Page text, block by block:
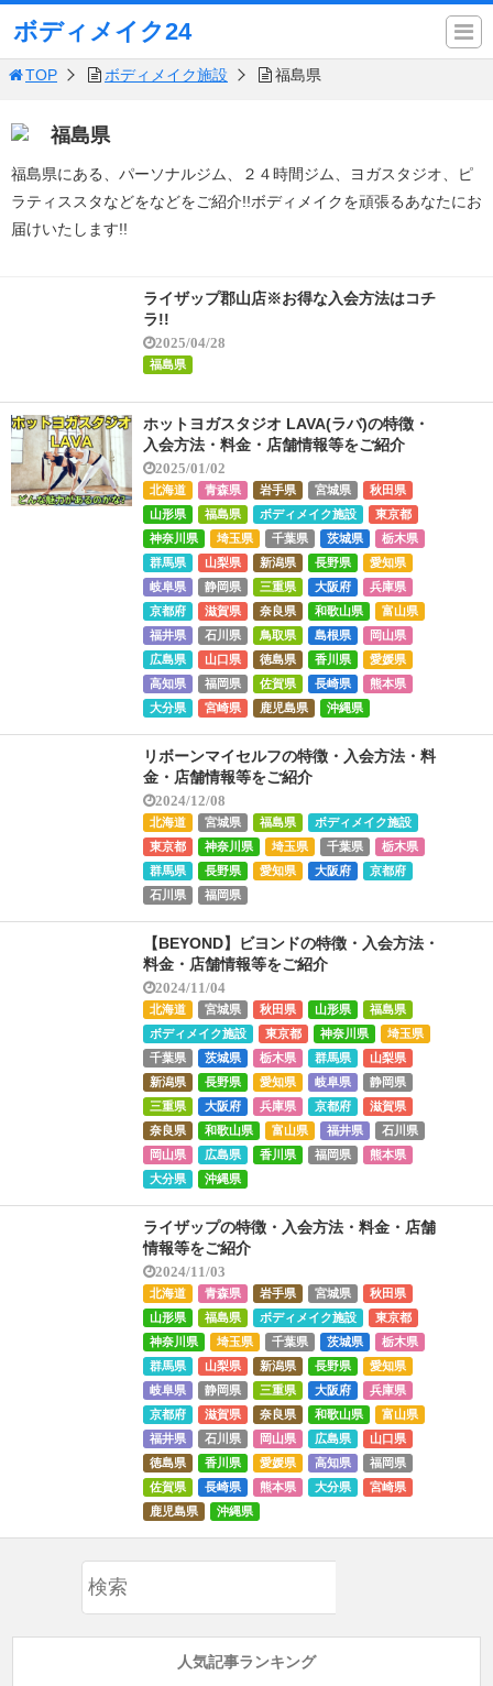
ボディメイク24
TOP ボディメイク施設 福島県
福島県
福島県にある、パーソナルジム、２４時間ジム、ヨガスタジオ、ピ
ラティススタなどをなどをご紹介!!ボディメイクを頑張るあなたにお
届けいたします!!
ライザップ郡山店※お得な入会方法はコチ
ラ!!
2025/04/28
福島県
ホットヨガスタジオ LAVA(ラバ)の特徴・
入会方法・料金・店舗情報等をご紹介
2025/01/02
北海道 青森県 岩手県 宮城県
秋田県
山形県
福島県 ボディメイク施設
東京都
神奈川県
埼玉県 千葉県 茨城県
栃木県
群馬県
山梨県 新潟県 長野県
愛知県
岐阜県
静岡県 三重県 大阪府
兵庫県
京都府
滋賀県 奈良県 和歌山県
富山県
福井県
石川県 鳥取県 島根県
岡山県
広島県
山口県 徳島県 香川県
愛媛県
高知県
福岡県 佐賀県 長崎県
熊本県
大分県
宮崎県 鹿児島県 沖縄県
リボーンマイセルフの特徴・入会方法・料
金・店舗情報等をご紹介
2024/12/08
北海道 宮城県 福島県
ボディメイク施設
東京都
神奈川県 埼玉県 千葉県
栃木県
群馬県
長野県 愛知県 大阪府
京都府
石川県
福岡県
【BEYOND】ビヨンドの特徴・入会方法・
料金・店舗情報等をご紹介
2024/11/04
北海道 宮城県 秋田県 山形県
福島県
ボディメイク施設
東京都 神奈川県
埼玉県
千葉県
茨城県 栃木県 群馬県
山梨県
新潟県
長野県 愛知県 岐阜県
静岡県
三重県
大阪府 兵庫県 京都府
滋賀県
奈良県
和歌山県 富山県 福井県
石川県
岡山県
広島県 香川県 福岡県
熊本県
大分県
沖縄県
ライザップの特徴・入会方法・料金・店舗
情報等をご紹介
2024/11/03
北海道 青森県 岩手県 宮城県
秋田県
山形県
福島県 ボディメイク施設
東京都
神奈川県
埼玉県 千葉県 茨城県
栃木県
群馬県
山梨県 新潟県 長野県
愛知県
岐阜県
静岡県 三重県 大阪府
兵庫県
京都府
滋賀県 奈良県 和歌山県
富山県
福井県
石川県 岡山県 広島県
山口県
徳島県
香川県 愛媛県 高知県
福岡県
佐賀県
長崎県 熊本県 大分県
宮崎県
鹿児島県
沖縄県
人気記事ランキング